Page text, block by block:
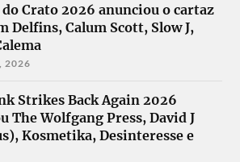
Crato 2026 anunciou o cartaz
Delfins, Calum Scott, Slow J,
2026
Strikes Back Again 2026
The Wolfgang Press, David J
Kosmetika, Desinteresse e